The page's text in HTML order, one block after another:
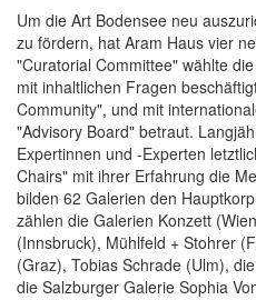
Um die Art Bodensee neu
zu fördern, hat Aram Haus vier
"Curatorial Committee" wählte
mit inhaltlichen Fragen
Community", und mit
"Advisory Board" betraut.
Expertinnen und -Experten
Chairs" mit ihrer Erfahrung die
bilden 62 Galerien den
zählen die Galerien Konzett
(Innsbruck), Mühlfeld + Stohrer
(Graz), Tobias Schrade (Ulm),
die Salzburger Galerie Sophia